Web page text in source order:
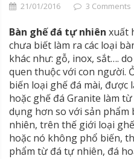
21/01/2016 3 Comments
Bàn ghế đá tự nhiên xuất
chưa biết làm ra các loại
khác như: gỗ, inox, sắt….
quen thuộc với con người.
biến loại ghế đá mài, được
hoặc ghế đá Granite làm
dụng hơn so với sản
nhiên, trên thế giới loại
hoặc nó không phổ biến,
phẩm từ đá tự nhiên, đá